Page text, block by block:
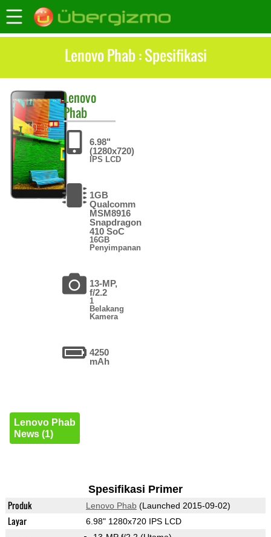
Lenovo Phab : Spesifikasi
Lenovo
Phab
6.98"
(1280x720)
IPS LCD
1GB
Qualcomm
MSM8916
Snapdragon
410 SoC
16GB
Penyimpanan
13-MP,
f/2.2
1
Belakang
Kamera
4250
mAh
Lenovo Phab
News (1)
Spesifikasi Primer
Produk Lenovo Phab(Launched 2015-09-02)
Layar 6.98" 1280x720 IPS LCD